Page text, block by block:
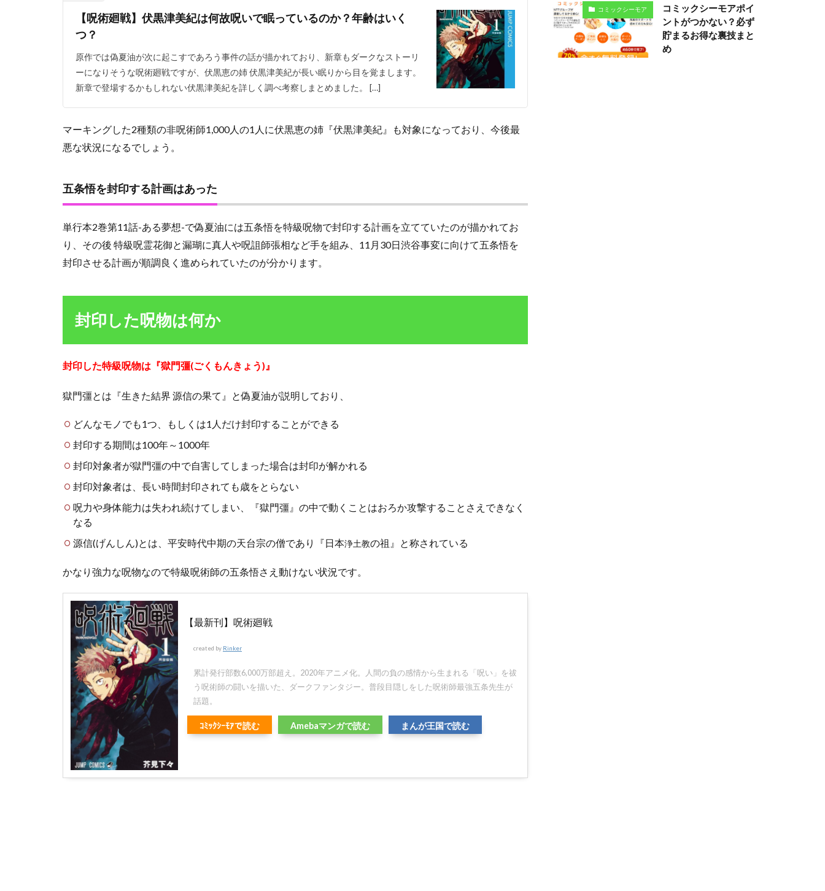
2.1
の使
い方
2.2
解除
され
るか
ま
と
【呪術廻戦】伏黒津美紀は何故呪いで眠っているのか？年齢はいく
つ？
原作では偽夏油が次に起こすであろう事件の話が描かれており、新章もダークなストーリ
ーになりそうな呪術廻戦ですが、伏黒恵の姉 伏黒津美紀が長い眠りから目を覚まします。
新章で登場するかもしれない伏黒津美紀を詳しく調べ考察しまとめました。 […]
マーキングした2種類の非呪術師1,000人の1人に伏黒恵の姉『伏黒津美紀』も対象になっており、今後最
悪な状況になるでしょう。
五条悟を封印する計画はあった
単行本2巻第11話-ある夢想-で偽夏油には五条悟を特級呪物で封印する計画を立てていたのが描かれてお
り、その後 特級呪霊花御と漏瑚に真人や呪詛師張相など手を組み、11月30日渋谷事変に向けて五条悟を
封印させる計画が順調良く進められていたのが分かります。
封印した呪物は何か
封印した特級呪物は『獄門彊(ごくもんきょう)』
獄門彊とは『生きた結界 源信の果て』と偽夏油が説明しており、
どんなモノでも1つ、もしくは1人だけ封印することができる
封印する期間は100年～1000年
封印対象者が獄門彊の中で自害してしまった場合は封印が解かれる
封印対象者は、長い時間封印されても歳をとらない
呪力や身体能力は失われ続けてしまい、『獄門彊』の中で動くことはおろか攻撃することさえできなく
なる
源信(げんしん)とは、平安時代中期の天台宗の僧であり『日本浄土教の祖』と称されている
かなり強力な呪物なので特級呪術師の五条悟さえ動けない状況です。
【最新刊】呪術廻戦
created by Rinker
累計発行部数6,000万部超え。2020年アニメ化。人間の負の感情から生まれる「呪い」を祓
う呪術師の闘いを描いた、ダークファンタジー。普段目隠しをした呪術師最強五条先生が
話題。
ｺﾐｯｸｼｰﾓｱで読む Amebaマンガで読む まんが王国で読む
コミックシーモア
コミックシーモアポイ
ントがつかない？必ず
貯まるお得な裏技まと
め